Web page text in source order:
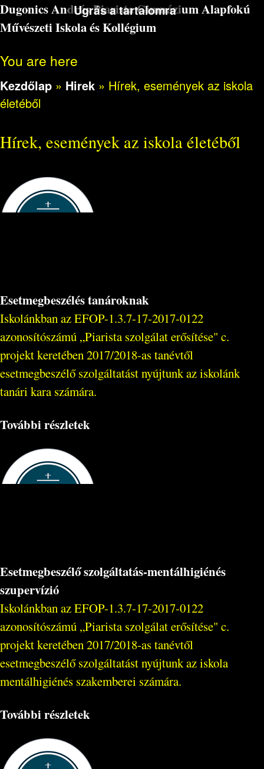
Ugrás a tartalomra
Dugonics András Piarista Gimnázium Alapfokú
Művészeti Iskola és Kollégium
You are here
Kezdőlap » Hirek » Hírek, események az iskola
életéből
Hírek, események az iskola életéből
Esetmegbeszélés tanároknak
Iskolánkban az EFOP-1.3.7-17-2017-0122
azonosítószámú „Piarista szolgálat erősítése" c.
projekt keretében 2017/2018-as tanévtől
esetmegbeszélő szolgáltatást nyújtunk az iskolánk
tanári kara számára.
További részletek
Esetmegbeszélő szolgáltatás-mentálhigiénés
szupervízió
Iskolánkban az EFOP-1.3.7-17-2017-0122
azonosítószámú „Piarista szolgálat erősítése" c.
projekt keretében 2017/2018-as tanévtől
esetmegbeszélő szolgáltatást nyújtunk az iskola
mentálhigiénés szakemberei számára.
További részletek